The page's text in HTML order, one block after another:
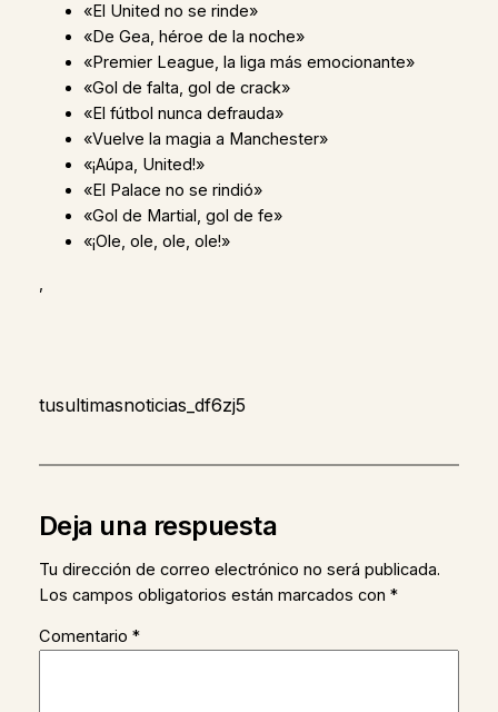
«El United no se rinde»
«De Gea, héroe de la noche»
«Premier League, la liga más emocionante»
«Gol de falta, gol de crack»
«El fútbol nunca defrauda»
«Vuelve la magia a Manchester»
«¡Aúpa, United!»
«El Palace no se rindió»
«Gol de Martial, gol de fe»
«¡Ole, ole, ole, ole!»
,
tusultimasnoticias_df6zj5
Deja una respuesta
Tu dirección de correo electrónico no será publicada.
Los campos obligatorios están marcados con *
Comentario *